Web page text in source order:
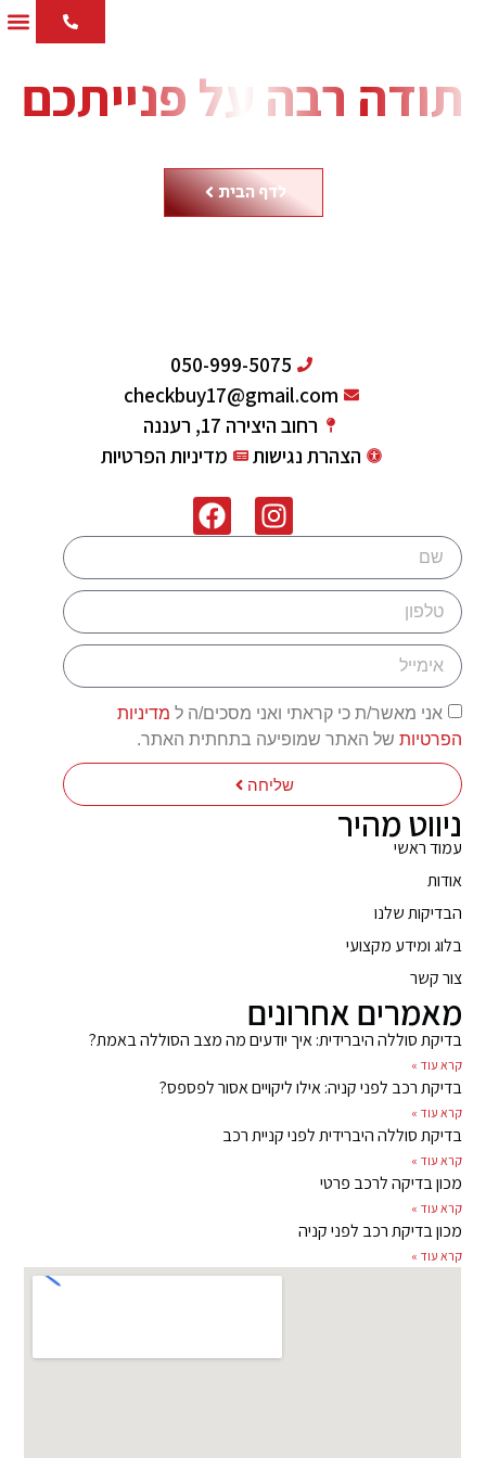
תודה רבה על פנייתכם
לדף הבית
מאמרים אחרונים
בדיקת סוללה היברידית: איך יודעים מה מצב הסוללה באמת?
קרא עוד »
בדיקת רכב לפני קניה: אילו ליקויים אסור לפספס?
קרא עוד »
בדיקת סוללה היברידית לפני קניית רכב
קרא עוד »
מכון בדיקה לרכב פרטי
קרא עוד »
מכון בדיקת רכב לפני קניה
קרא עוד »
ניווט מהיר
עמוד ראשי
אודות
הבדיקות שלנו
בלוג ומידע מקצועי
צור קשר
אני מאשר/ת כי קראתי ואני מסכים/ה ל מדיניות
הפרטיות של האתר שמופיעה בתחתית האתר.
שליחה
050-999-5075
checkbuy17@gmail.com
רחוב היצירה 17, רעננה
הצהרת נגישות
מדיניות הפרטיות